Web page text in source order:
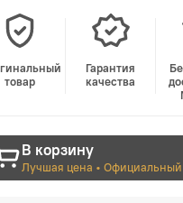
товар
Гарантия
качества
В корзину
Лучшая цена • Официальный